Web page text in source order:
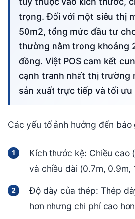
trọng. Đối với một siêu thị
50m2, tổng mức đầu tư
thường nằm trong khoảng
đồng. Việt POS cam kết
cạnh tranh nhất thị trường
sản xuất trực tiếp và tối ưu
Các yếu tố ảnh hưởng đến báo
Kích thước kệ: Chiều cao
và chiều dài (0.7m, 0.9m,
Độ dày của thép: Thép
hơn nhưng chi phí cao